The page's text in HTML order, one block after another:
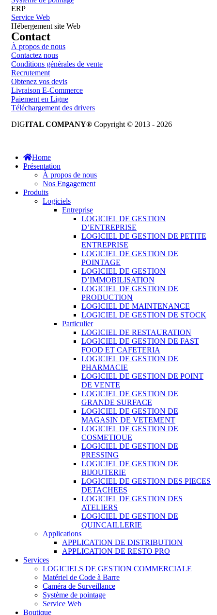
ERP
Service Web
Hébergement site Web
Contact
À propos de nous
Contactez nous
Conditions générales de vente
Recrutement
Obtenez vos devis
Livraison E-Commerce
Paiement en Ligne
Téléchargement des drivers
DIGITAL COMPANY® Copyright © 2013 - 2026
Home
Présentation
À propos de nous
Nos Engagement
Produits
Logiciels
Entreprise
LOGICIEL DE GESTION
D’ENTREPRISE
LOGICIEL DE GESTION DE PETITE
ENTREPRISE
LOGICIEL DE GESTION DE
POINTAGE
LOGICIEL DE GESTION
D’IMMOBILISATION
LOGICIEL DE GESTION DE
PRODUCTION
LOGICIEL DE MAINTENANCE
LOGICIEL DE GESTION DE STOCK
Particulier
LOGICIEL DE RESTAURATION
LOGICIEL DE GESTION DE FAST
FOOD ET CAFETERIA
LOGICIEL DE GESTION DE
PHARMACIE
LOGICIEL DE GESTION DE POINT
DE VENTE
LOGICIEL DE GESTION DE
GRANDE SURFACE
LOGICIEL DE GESTION DE
MAGASIN DE VETEMENT
LOGICIEL DE GESTION DE
COSMETIQUE
LOGICIEL DE GESTION DE
PRESSING
LOGICIEL DE GESTION DE
BIJOUTERIE
LOGICIEL DE GESTION DES PIECES
DETACHEES
LOGICIEL DE GESTION DES
ATELIERS
LOGICIEL DE GESTION DE
QUINCAILLERIE
Applications
APPLICATION DE DISTRIBUTION
APPLICATION DE RESTO PRO
Services
LOGICIELS DE GESTION COMMERCIALE
Matériel de Code à Barre
Caméra de Surveillance
Système de pointage
Service Web
Boutique